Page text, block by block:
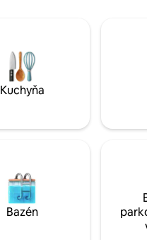
Kuchyňa
Bazén